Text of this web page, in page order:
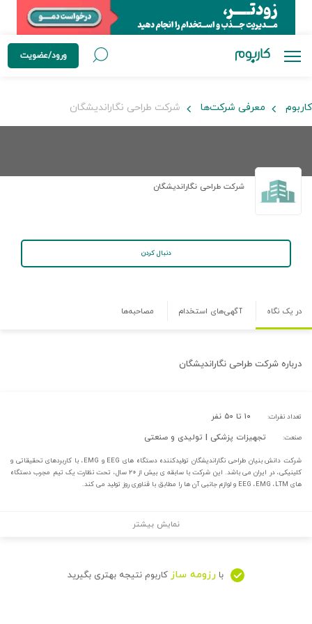
ورود/عضویت
کاربوم معرفی شرکت‌ها شرکت طراحی نگاراندیشگان
شرکت طراحی نگاراندیشگان
دنبال کردن
در یک نگاه آگهی‌های استخدام مصاحبه‌ها
درباره شرکت طراحی نگاراندیشگان
تعداد نفرات: ۱۰ تا ۵۰ نفر
صنعت: تجهیزات پزشکی | تولیدی و صنعتی
شرکت دانش بنیان طراحی نگاراندیشگان تولیدکننده دستگاه های EEG و EMG، با کاربردهای تحقیقاتی و
کلینیکی، در ایران می باشد. این شرکت با سابقه ی بیش از ۲۰ سال، تحت نظارت یک تیم مجرب دستگاه
های EEG ،EMG ،LTM و لوازم جانبی آن ها را مطابق با فناوری روز تولید می کند.
نمایش بیشتر
با رزومه ساز کاربوم نتیجه بهتری بگیرید